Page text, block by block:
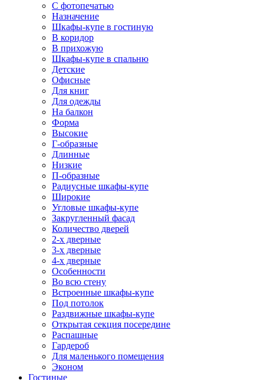
С фотопечатью
Назначение
Шкафы-купе в гостиную
В коридор
В прихожую
Шкафы-купе в спальню
Детские
Офисные
Для книг
Для одежды
На балкон
Форма
Высокие
Г-образные
Длинные
Низкие
П-образные
Радиусные шкафы-купе
Широкие
Угловые шкафы-купе
Закругленный фасад
Количество дверей
2-х дверные
3-х дверные
4-х дверные
Особенности
Во всю стену
Встроенные шкафы-купе
Под потолок
Раздвижные шкафы-купе
Открытая секция посередине
Распашные
Гардероб
Для маленького помещения
Эконом
Гостиные